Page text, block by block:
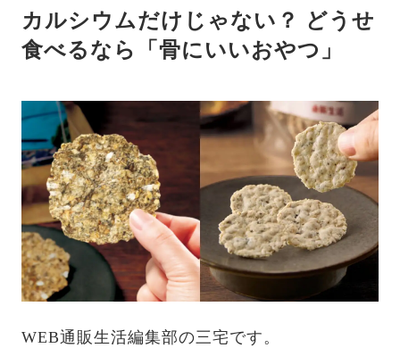
カルシウムだけじゃない？ どうせ
食べるなら「骨にいいおやつ」
WEB通販生活編集部の三宅です。